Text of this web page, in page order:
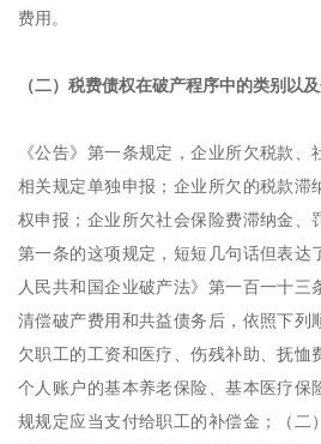
费用。
（二）税费债权在破产程序中的类别以
《公告》第一条规定，企业所欠税款
相关规定单独申报；企业所欠的税款滞
权申报；企业所欠社会保险费滞纳金、
第一条的这项规定，短短几句话但表达
人民共和国企业破产法》第一百一十三
清偿破产费用和共益债务后，依照下列
欠职工的工资和医疗、伤残补助、抚恤
个人账户的基本养老保险、基本医疗保
规规定应当支付给职工的补偿金；（二